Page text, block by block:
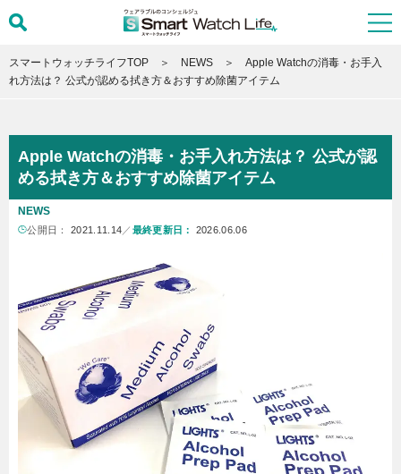
スマートウォッチライフTOP NEWS
Apple Watchの消毒・お手入
れ方法は？ 公式が認める拭き方＆おすすめ除菌アイテム
Apple Watchの消毒・お手入れ方法は？ 公式が認
める拭き方＆おすすめ除菌アイテム
NEWS
公開日： 2021.11.14 ／ 最終更新日： 2026.06.06